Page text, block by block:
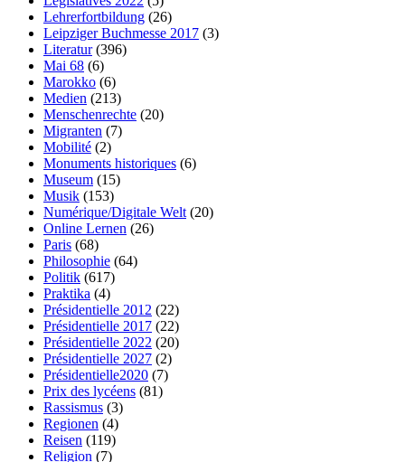
Lehrerfortbildung (26)
Leipziger Buchmesse 2017 (3)
Literatur(396)
Mai 68 (6)
Marokko (6)
Medien (213)
Menschenrechte (20)
Migranten (7)
Mobilité (2)
Monuments historiques (6)
Museum (15)
Musik (153)
Numérique/Digitale Welt (20)
Online Lernen (26)
Paris (68)
Philosophie (64)
Politik (617)
Praktika (4)
Présidentielle 2012 (22)
Présidentielle 2017 (22)
Présidentielle 2022 (20)
Présidentielle 2027 (2)
Présidentielle2020 (7)
Prix des lycéens (81)
Rassismus (3)
Regionen (4)
Reisen (119)
Religion (7)